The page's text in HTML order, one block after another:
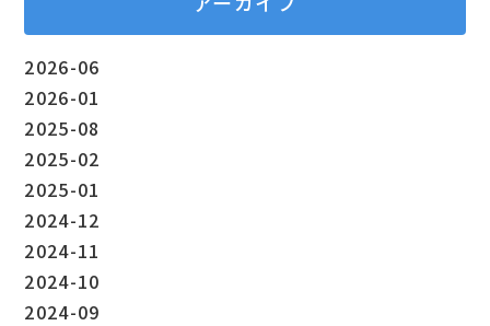
2026-06
2026-01
2025-08
2025-02
2025-01
2024-12
2024-11
2024-10
2024-09